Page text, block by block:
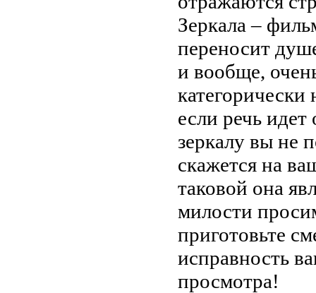
Зеркала –
переносит
и вообще,
если речь
зеркалу вы не
скажется на
таковой она
милости
приготовьте
исправность
просмотра!